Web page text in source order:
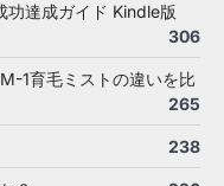
功達成ガイド Kindle版
306
1育毛ミストの違いを比
265
238